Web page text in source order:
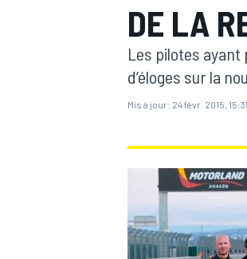
DE LA
Les pilotes ayant
d’éloges sur la
Mis à jour: 24 févr. 2015,